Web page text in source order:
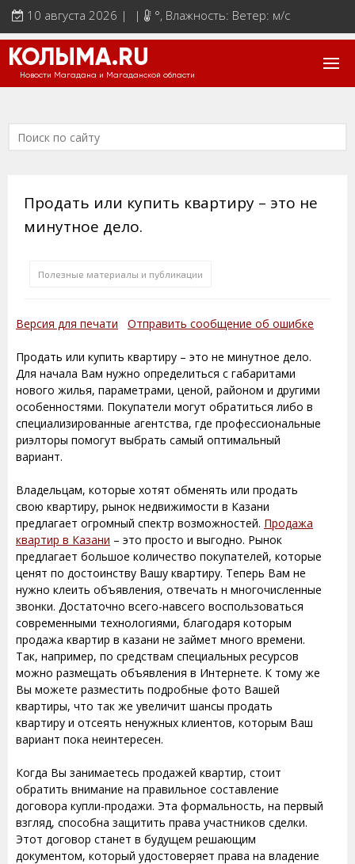
10 августа 2026 | | °, Влажность: Ветер: м/с
КОЛЫМА.RU
Новости Магадана и Магаданской области
Продать или купить квартиру – это не
минутное дело.
Полезные материалы и публикации
Версия для печати Отправить сообщение об ошибке
Продать или купить квартиру – это не минутное дело.
Для начала Вам нужно определиться с габаритами
нового жилья, параметрами, ценой, районом и другими
особенностями. Покупатели могут обратиться либо в
специализированные агентства, где профессиональные
риэлторы помогут выбрать самый оптимальный
вариант.
Владельцам, которые хотят обменять или продать
свою квартиру, рынок недвижимости в Казани
предлагает огромный спектр возможностей. Продажа
квартир в Казани – это просто и выгодно. Рынок
предлагает большое количество покупателей, которые
ценят по достоинству Вашу квартиру. Теперь Вам не
нужно клеить объявления, отвечать н многочисленные
звонки. Достаточно всего-навсего воспользоваться
современными технологиями, благодаря которым
продажа квартир в казани не займет много времени.
Так, например, по средствам специальных ресурсов
можно размещать объявления в Интернете. К тому же
Вы можете разместить подробные фото Вашей
квартиры, что так же увеличит шансы продать
квартиру и отсеять ненужных клиентов, которым Ваш
вариант пока неинтересен.
Когда Вы занимаетесь продажей квартир, стоит
обратить внимание на правильное составление
договора купли-продажи. Эта формальность, на первый
взгляд, способна защитить права участников сделки.
Этот договор станет в будущем решающим
документом, который удостоверяет права на владение